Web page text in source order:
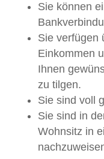
Sie können
Sie verfügen
Einkommen
Ihnen
zu tilgen.
Sie sind voll
Sie sind in
Wohnsitz in